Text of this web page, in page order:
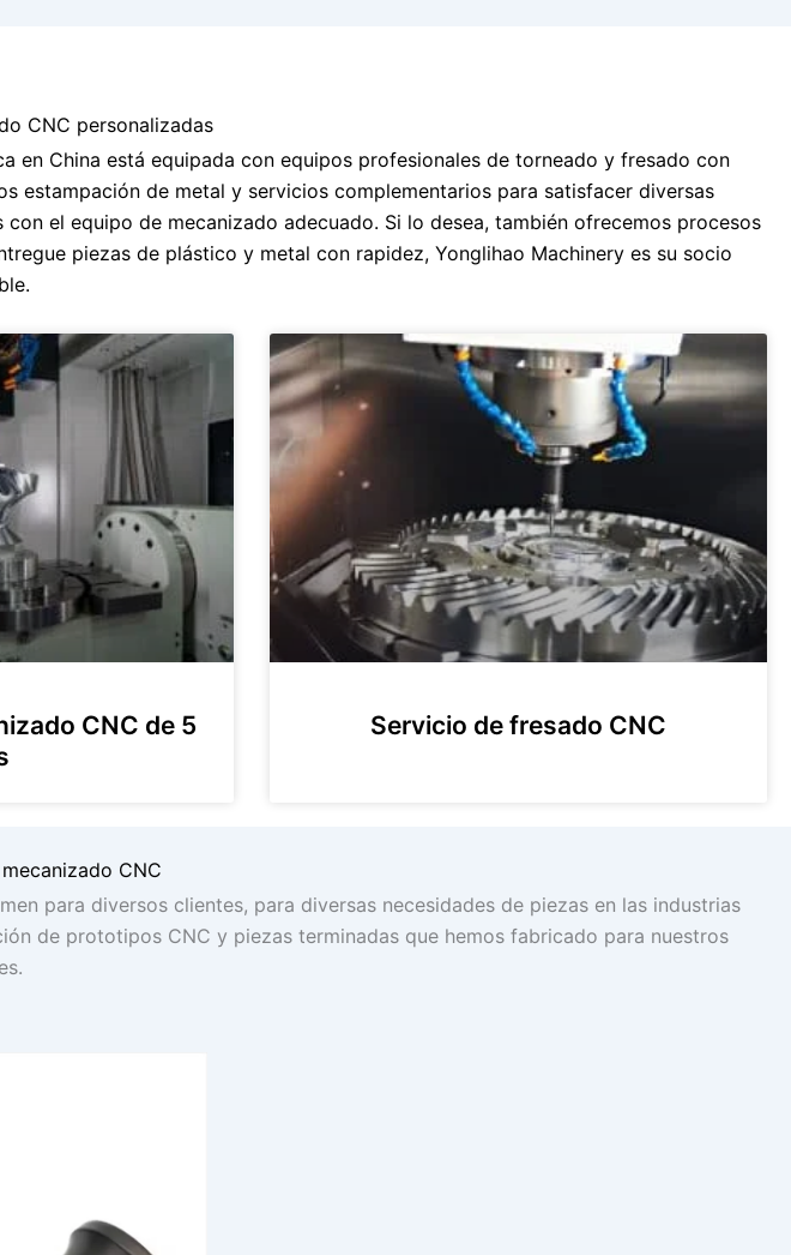
CNC personalizadas
en China está equipada con equipos profesionales de torneado y fresado con
estampación de metal y servicios complementarios para satisfacer diversas
el equipo de mecanizado adecuado. Si lo desea, también ofrecemos procesos
piezas de plástico y metal con rapidez, Yonglihao Machinery es su socio
CNC de 5
Servicio de fresado CNC
CNC
para diversos clientes, para diversas necesidades de piezas en las industrias
de prototipos CNC y piezas terminadas que hemos fabricado para nuestros